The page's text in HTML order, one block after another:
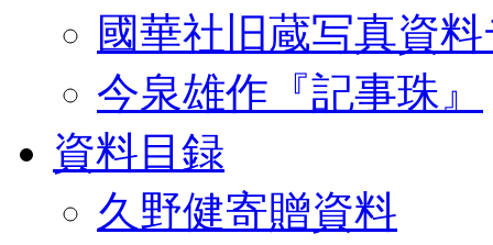
國華社旧蔵写真資
今泉雄作『記事珠』
資料目録
久野健寄贈資料